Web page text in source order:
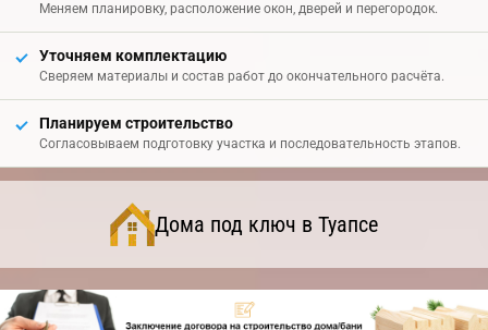
Меняем планировку, расположение окон, дверей и перегородок.
Уточняем комплектацию
Сверяем материалы и состав работ до окончательного расчёта.
Планируем строительство
Согласовываем подготовку участка и последовательность этапов.
Дома под ключ в Туапсе